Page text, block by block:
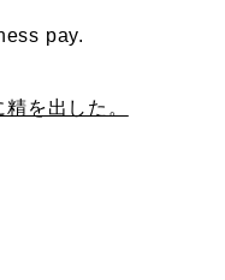
pay.
を出した。